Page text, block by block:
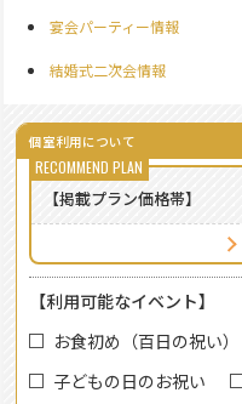
宴会パーティー情報
結婚式二次会情報
個室利用について
【掲載プラン価格帯】
【利用可能なイベント】
お食初め（百日の祝い）
子どもの日のお祝い